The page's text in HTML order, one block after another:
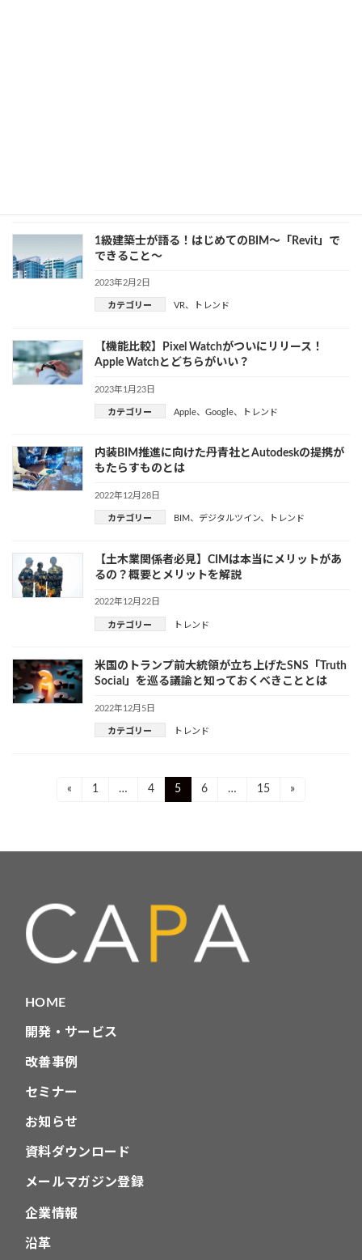
1級建築士が語る！はじめてのBIM～「Revit」で
できること〜
2023年2月2日
カテゴリー VR、 トレンド
【機能比較】Pixel Watchがついにリリース！
Apple Watchとどちらがいい？
2023年1月23日
カテゴリー Apple、 Google、 トレンド
内装BIM推進に向けた丹青社とAutodeskの提携が
もたらすものとは
2022年12月28日
カテゴリー BIM、 デジタルツイン、 トレンド
【土木業関係者必見】CIMは本当にメリットがあ
るの？概要とメリットを解説
2022年12月22日
カテゴリー トレンド
米国のトランプ前大統領が立ち上げたSNS「Truth
Social」を巡る議論と知っておくべきこととは
2022年12月5日
カテゴリー トレンド
ー
シ
ン
« Page
1 … Page
4 Page
5 Page
6 … Page
15 »
HOME
開発・サービス
改善事例
セミナー
お知らせ
資料ダウンロード
メールマガジン登録
企業情報
沿革